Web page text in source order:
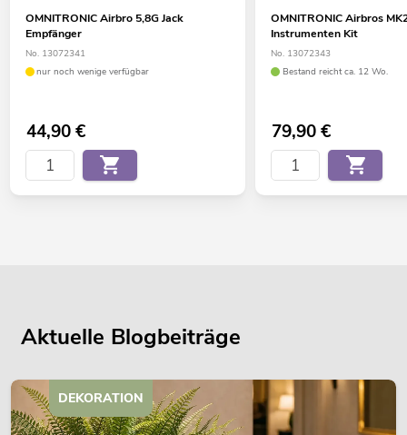
OMNITRONIC Airbro 5,8G Jack
Empfänger
No. 13072341
nur noch wenige verfügbar
44,90€
OMNITRONIC Airbros
Instrumenten Kit
No. 13072343
Bestand reicht ca. 12 Wo.
79,90€
Aktuelle Blogbeiträge
DEKORATION